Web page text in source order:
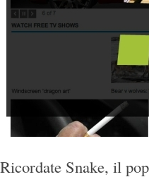
Ricordate Snake, il